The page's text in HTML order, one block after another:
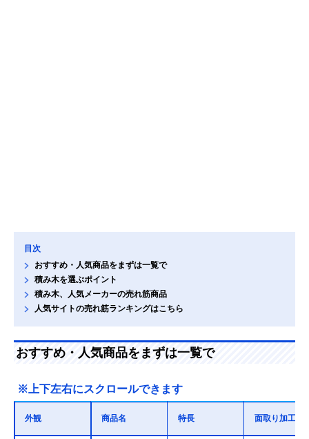
目次
おすすめ・人気商品をまずは一覧で
積み木を選ぶポイント
積み木、人気メーカーの売れ筋商品
人気サイトの売れ筋ランキングはこちら
おすすめ・人気商品をまずは一覧で
※上下左右にスクロールできます
外観 商品名 特長 面取り加工